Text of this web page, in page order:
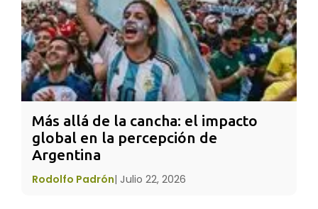
Los dejó hervir sin decir palabra mientras su
hija esperaba impacientemente sin
comprender qué era lo que su padre hacía. A
los veinte minutos el padre apagó el fuego.
Sacó las zanahorias y las colocó en un tazón.
Sacó los huevos y los colocó en otro plato.
Finalmente, coló el café.
Miró a su hija y le dijo: “¿Qué ves?”. “Zanahorias,
Más allá de la cancha: el impacto
global en la percepción de
Argentina
Rodolfo Padrón| Julio 22, 2026